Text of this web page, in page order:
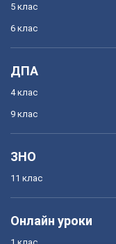
5 клас
6 клас
ДПА
4 клас
9 клас
ЗНО
11 клас
Онлайн уроки